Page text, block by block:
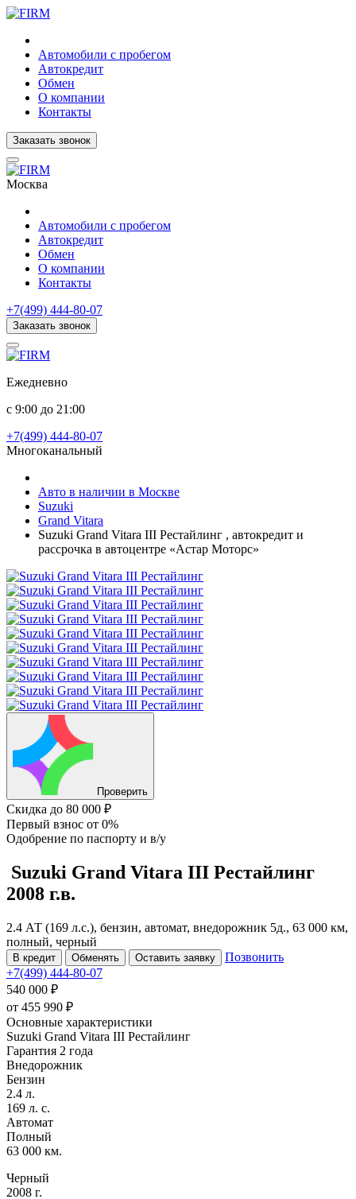
Автомобили с пробегом
Автокредит
Обмен
О компании
Контакты
Заказать звонок
Москва
Автомобили с пробегом
Автокредит
Обмен
О компании
Контакты
+7(499) 444-80-07
Заказать звонок
Ежедневно
с 9:00 до 21:00
+7(499) 444-80-07
Многоканальный
Авто в наличии в Москве
Suzuki
Grand Vitara
Suzuki Grand Vitara III Рестайлинг , автокредит и
рассрочка в автоцентре «Астар Моторс»
Проверить
Скидка до 80 000 ₽
Первый взнос от 0%
Одобрение по паспорту и в/у
Suzuki Grand Vitara III Рестайлинг
2008 г.в.
2.4 АТ (169 л.с.), бензин, автомат, внедорожник 5д., 63 000 км,
полный, черный
В кредит Обменять Оставить заявку
Позвонить
+7(499) 444-80-07
540 000 ₽
от 455 990 ₽
Основные характеристики
Suzuki Grand Vitara III Рестайлинг
Гарантия 2 года
Внедорожник
Бензин
2.4 л.
169 л. с.
Автомат
Полный
63 000 км.
Черный
2008 г.